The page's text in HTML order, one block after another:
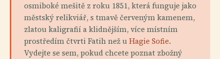
osmiboké mešitě z roku 1851, která funguje jako
městský relikviář, s tmavě červeným kamenem,
zlatou kaligrafií a klidnějším, více místním
prostředím čtvrti Fatih než uHagie Sofie.
Vydejte se sem, pokud chcete poznat zbožný